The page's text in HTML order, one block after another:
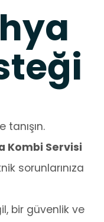
tanışın.
Kombi Servisi
sorunlarınıza
bir güvenlik ve